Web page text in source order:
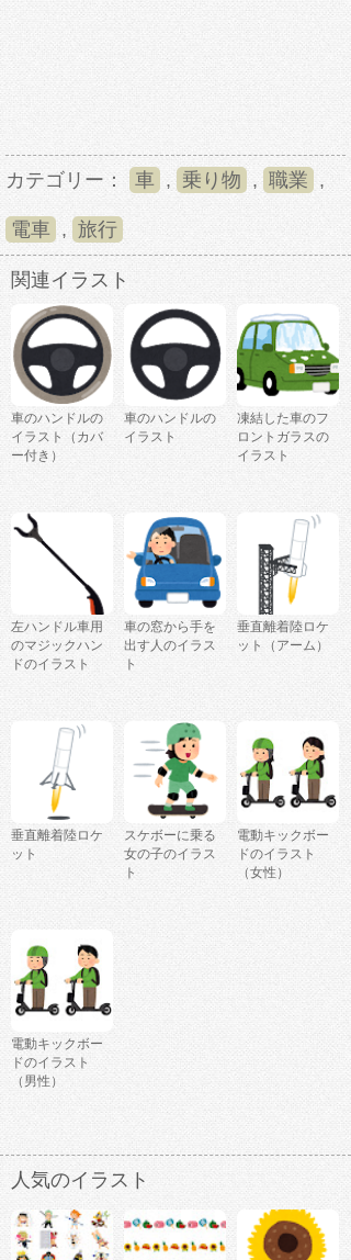
カテゴリー： 車 , 乗り物 , 職業 ,
電車 , 旅行
関連イラスト
車のハンドルの
イラスト（カバ
ー付き）
車のハンドルの
イラスト
凍結した車のフ
ロントガラスの
イラスト
左ハンドル車用
のマジックハン
ドのイラスト
車の窓から手を
出す人のイラス
ト
垂直離着陸ロケ
ット（アーム）
垂直離着陸ロケ
ット
スケボーに乗る
女の子のイラス
ト
電動キックボー
ドのイラスト
（女性）
電動キックボー
ドのイラスト
（男性）
人気のイラスト